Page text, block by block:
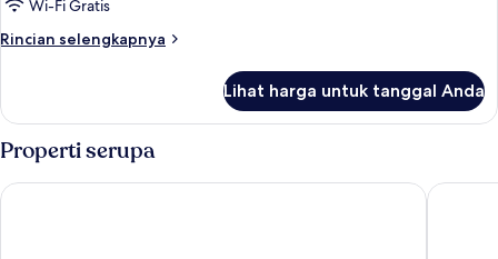
Wi-Fi Gratis
Rincian selengkapnya
Rincian
Bungalow,
pemandangan
kolam
renang
Lihat harga untuk tanggal Anda
Properti serupa
Village St Anne Pierre & Vacances